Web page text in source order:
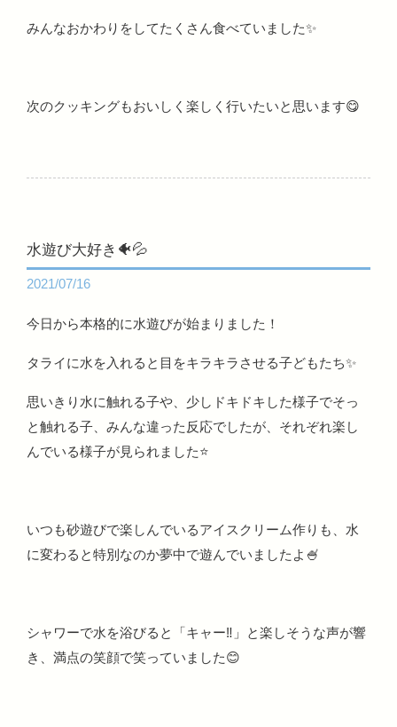
みんなおかわりをしてたくさん食べていました✨
次のクッキングもおいしく楽しく行いたいと思います😋
水遊び大好き🐠💦
2021/07/16
今日から本格的に水遊びが始まりました！
タライに水を入れると目をキラキラさせる子どもたち✨
思いきり水に触れる子や、少しドキドキした様子でそっ
と触れる子、みんな違った反応でしたが、それぞれ楽し
んでいる様子が見られました⭐
いつも砂遊びで楽しんでいるアイスクリーム作りも、水
に変わると特別なのか夢中で遊んでいましたよ🍧
シャワーで水を浴びると「キャー‼」と楽しそうな声が響
き、満点の笑顔で笑っていました😊